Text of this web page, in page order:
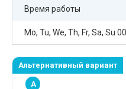
Время работы
Mo, Tu, We, Th, Fr, Sa, Su
Альтернативный вариант
A